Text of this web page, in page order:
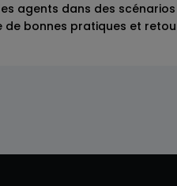
agents dans des
de bonnes pratiques et